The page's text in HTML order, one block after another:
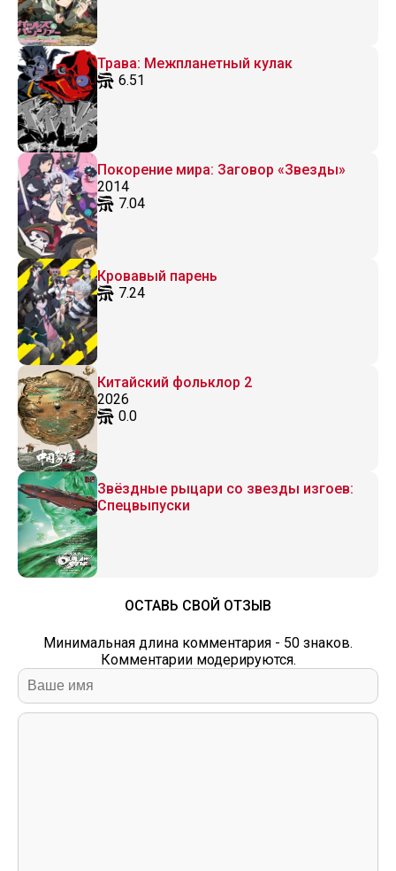
Трава: Межпланетный кулак
6.51
Покорение мира: Заговор «Звезды»
2014
7.04
Кровавый парень
7.24
Китайский фольклор 2
2026
0.0
Звёздные рыцари со звезды изгоев:
Спецвыпуски
ОСТАВЬ СВОЙ ОТЗЫВ
Минимальная длина комментария - 50 знаков.
Комментарии модерируются.